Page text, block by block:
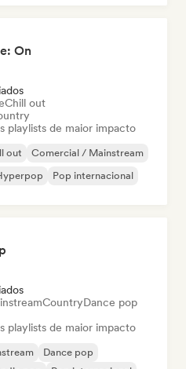
On
Chill out
playlists de maior impacto
out
Comercial / Mainstream
Pop internacional
CountryDance pop
playlists de maior impacto
Dance pop